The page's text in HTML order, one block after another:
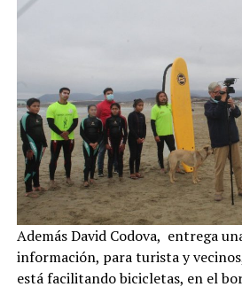
Además David Codova, entrega
información, para turista y
está facilitando bicicletas, en el